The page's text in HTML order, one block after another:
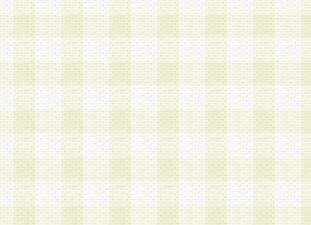
る登録は一切認められないものとします。
2.会員登録希望者は、本規約に同意の後、当社指
画 面」において、当社が指定する必要事項を入
を行うものとします。当社は、会員登録を承認し
会員として本サービスを 受けるためのログイン
を付与します。
3.会員は、会員登録の際に申告する登録情報の全
いかなる虚偽の申告をも行ってはならないものと
4.会員は、複数のログインＩＤおよびパスワード
いものとします。